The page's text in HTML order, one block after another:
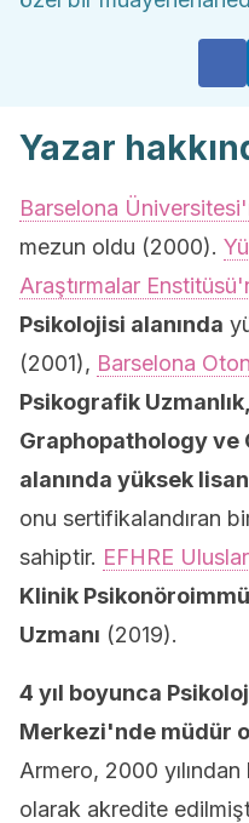
Yazar
Barselona
mezun oldu (2000).
Araştırmalar
Psikolojisi alanında
(2001), Barselona
Psikografik
Graphopathology
alanında yüksek
onu sertifikalandıran
sahiptir. EFHRE
Klinik
Uzmanı (2019).
4 yıl boyunca
Merkezi'nde müdür
Armero, 2000
olarak akredite